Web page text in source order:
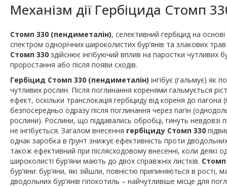
Механізм дії Гербіцида Стомп
Стомп 330 (пендиметалін), селективний гербіцид на
спектром однорічних широколистих бур’янів та злакових
Стомп 330 здійснює інгібуючий вплив на паростки чутливих
проростання або після появи сходів.
Гербіцид Стомп 330 (пендиметалін) інгібує (гальмує) як
чутливих рослин. Після поглинання коренями гальмується
ефект, оскільки транслокація гербіциду від кореня до
безпосередньо одразу після поглинання через пагін
рослини). Рослини, що піддавались обробці, гинуть невдовзі
не інгібується. Загалом внесення гербіциду Стомп 330
однак заробка в ґрунт знижує ефективність проти
також ефективний при післясходовому внесенні, коли деякі
широколисті бур’яни мають до двох справжніх листків. Стомп
бур’яни: бур’яни, які зійшли, повністю припиняються в рості,
дводольних бур’янів гіпокотиль – найчутливіше місце для